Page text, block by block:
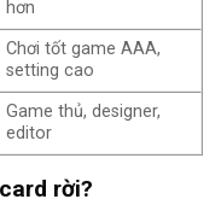
hơn
Chơi tốt game AAA,
setting cao
Game thủ, designer,
editor
rời?